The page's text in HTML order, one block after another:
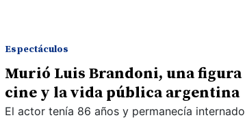
Espectáculos
Murió Luis Brandoni, una figura
cine y la vida pública argentina
El actor tenía 86 años y permanecía